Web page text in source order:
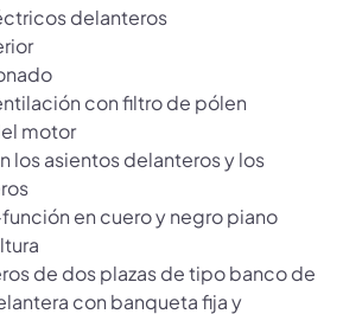
delanteros
con filtro de pólen
motor
los asientos delanteros y los
en cuero y negro piano
de dos plazas de tipo banco de
con banqueta fija y